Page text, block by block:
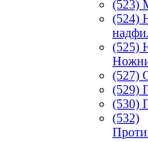
(523)
(524)
(525)
(527)
(529)
(530)
(532)